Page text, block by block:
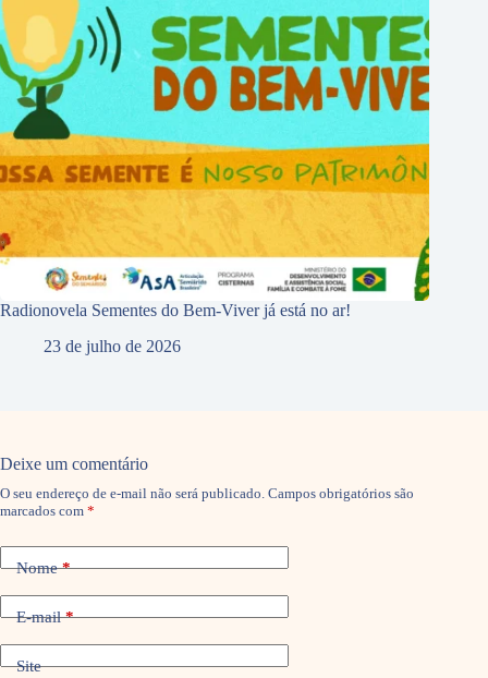
Radionovela Sementes do Bem-Viver já está no ar!
23 de julho de 2026
Deixe um comentário
O seu endereço de e-mail não será publicado. Campos obrigatórios são
marcados com *
Nome*
E-mail*
Site